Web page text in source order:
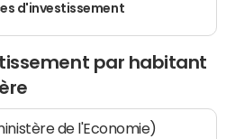
d'investissement
par habitant
de l'Economie)